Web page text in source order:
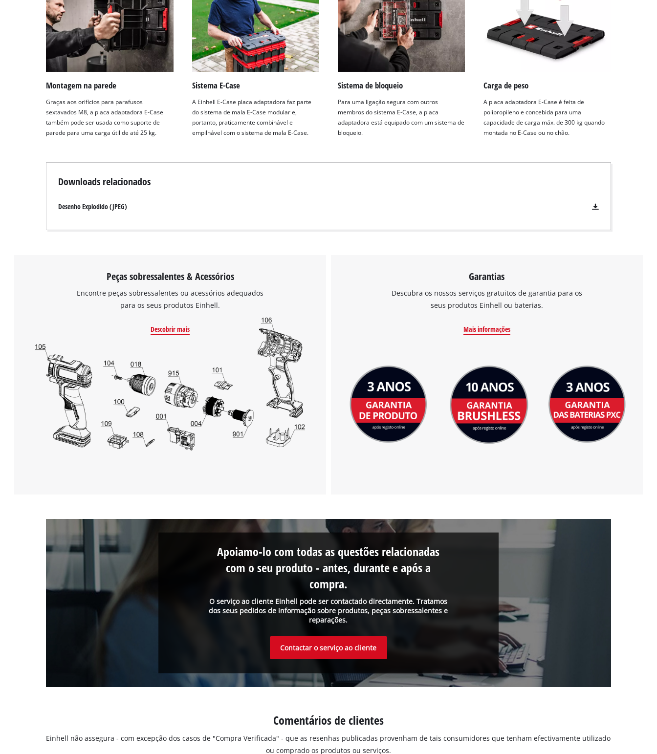
Precisamos do seu consentimento para
carregar o serviço Google Maps!
This content is not permitted to load due
to trackers that are not disclosed to the
visitor. The website owner needs to setup
the site with their CMP to add this content
to the list of technologies used.
Usercentrics Consent
Montagem na parede
Graças aos orifícios para parafusos
sextavados M8, a placa adaptadora E-Case
também pode ser usada como suporte de
parede para uma carga útil de até 25 kg.
Sistema E-Case
A Einhell E-Case placa adaptadora faz parte
do sistema de mala E-Case modular e,
portanto, praticamente combinável e
empilhável com o sistema de mala E-Case.
Sistema de bloqueio
Para uma ligação segura com outros
membros do sistema E-Case, a placa
adaptadora está equipado com um sistema de
bloqueio.
Carga de peso
A placa adaptadora E-Case é feita de
polipropileno e concebida para uma
capacidade de carga máx. de 300 kg quando
montada no E-Case ou no chão.
Downloads relacionados
Desenho Explodido (JPEG)
Peças sobressalentes & Acessórios
Encontre peças sobressalentes ou acessórios adequados
para os seus produtos Einhell.
Descobrir mais
Garantias
Descubra os nossos serviços gratuitos de garantia para os
seus produtos Einhell ou baterias.
Mais informações
O serviço ao cliente Einhell pode ser contactado directamente. Tratamos
dos seus pedidos de informação sobre produtos, peças sobressalentes e
reparações.
Apoiamo-lo com todas as questões relacionadas
com o seu produto - antes, durante e após a
compra.
Contactar o serviço ao cliente
Comentários de clientes
Einhell não assegura - com excepção dos casos de "Compra Verificada" - que as resenhas publicadas provenham de tais consumidores que tenham efectivamente utilizado
ou comprado os produtos ou serviços.